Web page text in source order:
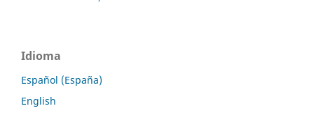
Idioma
Español (España)
English